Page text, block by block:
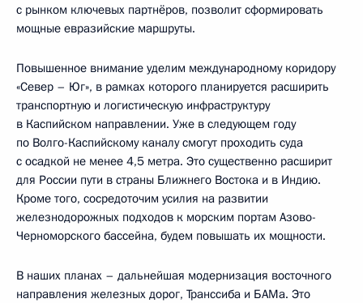
с рынком ключевых партнёров, позволит сформировать
мощные евразийские маршруты.
Повышенное внимание уделим международному коридору
«Север – Юг», в рамках которого планируется расширить
транспортную и логистическую инфраструктуру
в Каспийском направлении. Уже в следующем году
по Волго-Каспийскому каналу смогут проходить суда
с осадкой не менее 4,5 метра. Это существенно расширит
для России пути в страны Ближнего Востока и в Индию.
Кроме того, сосредоточим усилия на развитии
железнодорожных подходов к морским портам Азово-
Черноморского бассейна, будем повышать их мощности.
В наших планах – дальнейшая модернизация восточного
направления железных дорог, Транссиба и БАМа. Это